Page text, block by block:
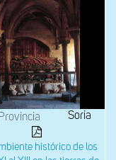
Soria
histórico de los